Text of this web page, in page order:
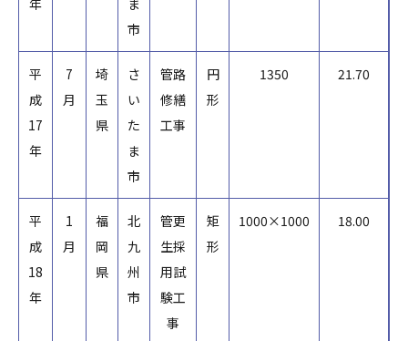
年
ま
市
平
成
17
年
7
月
埼
玉
県
さ
い
た
ま
市
管路
修繕
工事
円
形
1350 21.70
平
成
18
年
1
月
福
岡
県
北
九
州
市
管更
生採
用試
験工
事
矩
形
1000×1000 18.00